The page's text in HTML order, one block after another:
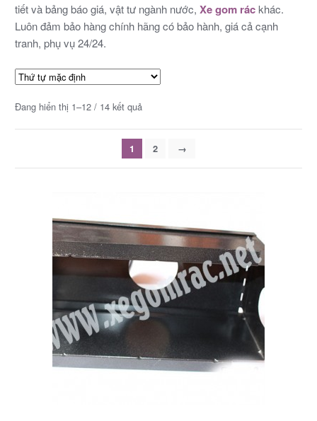
tiết và bảng báo giá, vật tư ngành nước, Xe gom rác khác.
Luôn đảm bảo hàng chính hãng có bảo hành, giá cả cạnh
tranh, phụ vụ 24/24.
Đang hiển thị 1–12 / 14 kết quả
1 2 →